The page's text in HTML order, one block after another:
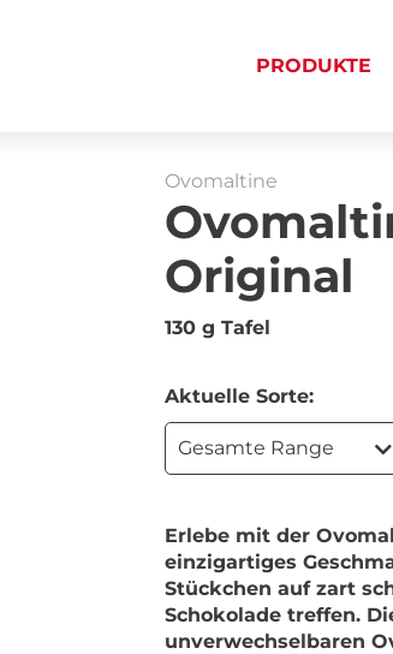
PRODUKTE
Ovomaltine
Original
130 g Tafel
Aktuelle Sorte:
Gesamte Range
Erlebe mit der
einzigartiges
Stückchen auf zart
Schokolade treffen.
unverwechselbaren